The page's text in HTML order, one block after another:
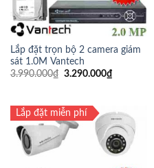
Lắp đặt trọn bộ 2 camera giám
sát 1.0M Vantech
3.990.000₫ 3.290.000₫
Lắp đặt miễn phí